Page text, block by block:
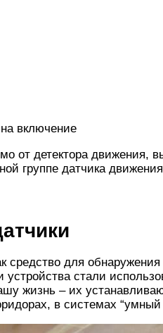
включение
от детектора движения,
группе датчика
средство для
устройства стали
жизнь – их
в системах